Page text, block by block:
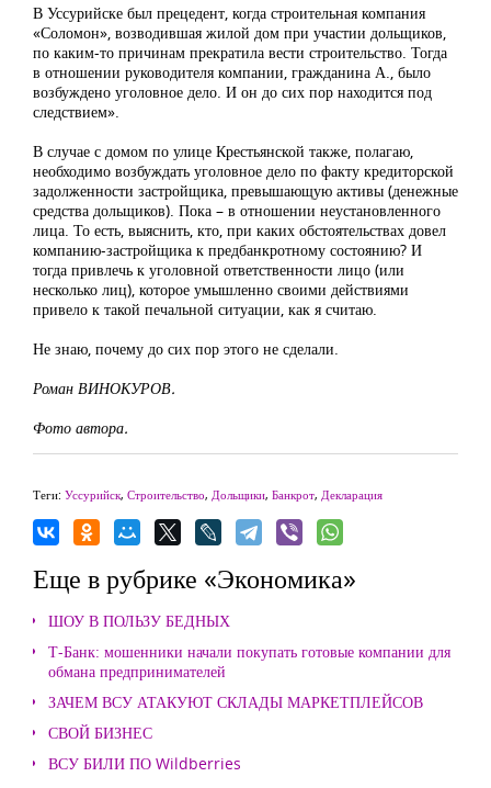
В Уссурийске был прецедент, когда строительная компания
«Соломон», возводившая жилой дом при участии дольщиков,
по каким-то причинам прекратила вести строительство. Тогда
в отношении руководителя компании, гражданина А., было
возбуждено уголовное дело. И он до сих пор находится под
следствием».
В случае с домом по улице Крестьянской также, полагаю,
необходимо возбуждать уголовное дело по факту кредиторской
задолженности застройщика, превышающую активы (денежные
средства дольщиков). Пока – в отношении неустановленного
лица. То есть, выяснить, кто, при каких обстоятельствах довел
компанию-застройщика к предбанкротному состоянию? И
тогда привлечь к уголовной ответственности лицо (или
несколько лиц), которое умышленно своими действиями
привело к такой печальной ситуации, как я считаю.
Не знаю, почему до сих пор этого не сделали.
Роман ВИНОКУРОВ.
Фото автора.
Теги: Уссурийск, Строительство, Дольщики, Банкрот, Декларация
Еще в рубрике «Экономика»
ШОУ В ПОЛЬЗУ БЕДНЫХ
Т-Банк: мошенники начали покупать готовые компании для
обмана предпринимателей
ЗАЧЕМ ВСУ АТАКУЮТ СКЛАДЫ МАРКЕТПЛЕЙСОВ
СВОЙ БИЗНЕС
ВСУ БИЛИ ПО Wildberries